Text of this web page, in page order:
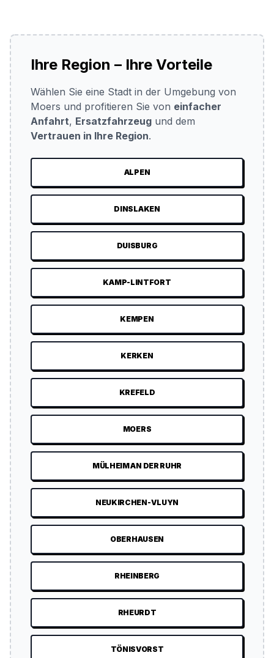
Ihre Region – Ihre Vorteile
Wählen Sie eine Stadt in der Umgebung von
Moers und profitieren Sie von einfacher
Anfahrt, Ersatzfahrzeug und dem
Vertrauen in Ihre Region.
ALPEN
DINSLAKEN
DUISBURG
KAMP-LINTFORT
KEMPEN
KERKEN
KREFELD
MOERS
MÜLHEIM AN DER RUHR
NEUKIRCHEN-VLUYN
OBERHAUSEN
RHEINBERG
RHEURDT
TÖNISVORST